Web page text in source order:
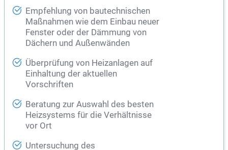
Empfehlung von bautechnischen
Maßnahmen wie dem Einbau neuer
Fenster oder der Dämmung von
Dächern und Außenwänden
Überprüfung von Heizanlagen auf
Einhaltung der aktuellen
Vorschriften
Beratung zur Auswahl des besten
Heizsystems für die Verhältnisse
vor Ort
Untersuchung des